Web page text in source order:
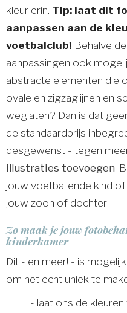
kleur erin. Tip: laat dit
aanpassen aan de
voetbalclub! Behalve
aanpassingen ook
abstracte elementen die
ovale en zigzaglijnen en
weglaten? Dan is dat
de standaardprijs
desgewenst - tegen
illustraties toevoegen.
jouw voetballende kind
jouw zoon of dochter!
Zo maak je jouw
kinderkamer
Dit - en meer! - is
om het echt uniek te
- laat ons de